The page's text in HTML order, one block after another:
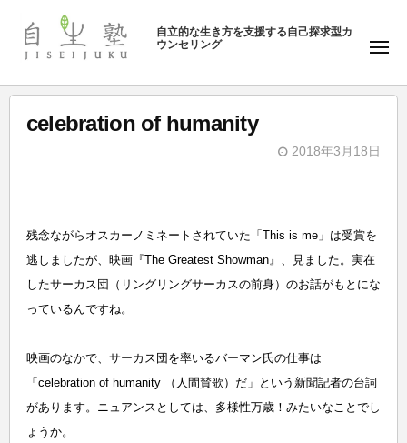
ン
自
塾
自立的な生き方を支援する自己探求型カ
ウンセリング
メ
ュ
ー
celebration of humanity
2018年3月18日
生
塾
残念ながらオスカーノミネートされていた「This is me」は受賞を
逃しましたが、映画『The Greatest Showman』、見ました。実在
したサーカス団（リングリングサーカスの前身）のお話がもとにな
っているんですね。
映画のなかで、サーカス団を率いるバーマン氏の仕事は
「celebration of humanity （人間賛歌）だ」という新聞記者の台詞
があります。ニュアンスとしては、多様性万歳！みたいなことでし
ょうか。